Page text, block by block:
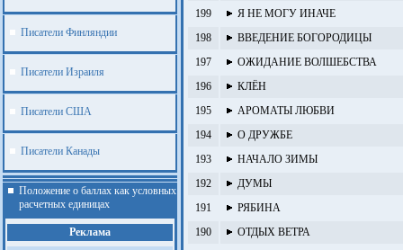
Писатели Финляндии
Писатели Израиля
Писатели США
Писатели Канады
Положение о баллах как условных
расчетных единицах
Реклама
199
Я НЕ МОГУ ИНАЧЕ
198
ВВЕДЕНИЕ БОГОРОДИЦЫ
197
ОЖИДАНИЕ ВОЛШЕБСТВА
196
КЛЁН
195
АРОМАТЫ ЛЮБВИ
194
О ДРУЖБЕ
193
НАЧАЛО ЗИМЫ
192
ДУМЫ
191
РЯБИНА
190
ОТДЫХ ВЕТРА